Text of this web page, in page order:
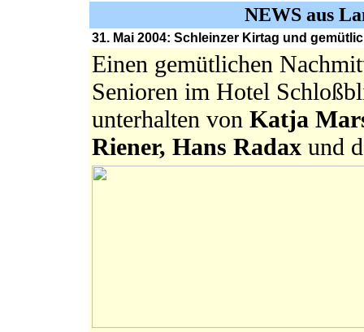
NEWS aus
31. Mai 2004: Schleinzer Kirtag und
Einen gemütlichen
Senioren im Hotel
unterhalten von Katja
Riener, Hans Radaxund